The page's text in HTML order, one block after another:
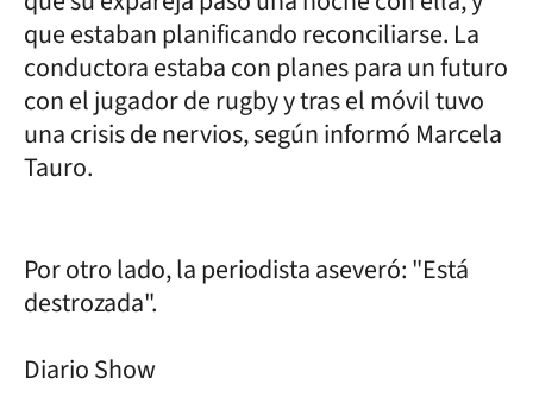
que estaban planificando reconciliarse. La
conductora estaba con planes para un futuro
con el jugador de rugby y tras el móvil tuvo
una crisis de nervios, según informó Marcela
Tauro.
Por otro lado, la periodista aseveró: "Está
destrozada".
Diario Show